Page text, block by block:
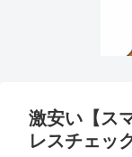
激安い【ス
レスチェッ